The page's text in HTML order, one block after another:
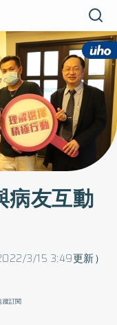
友互動
3/15 3:49更新）
蹤訂閱